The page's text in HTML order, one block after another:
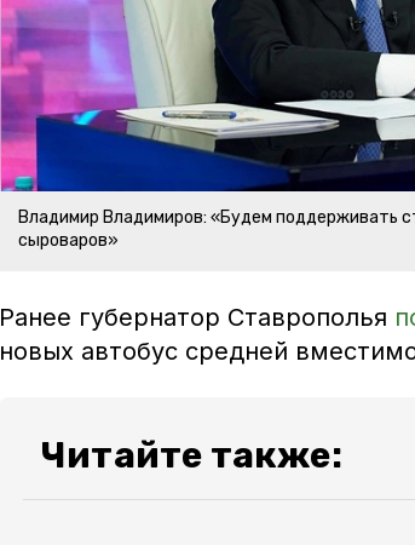
Владимир Владимиров: «Будем поддерживать
сыроваров»
Ранее губернатор Ставрополья
новых автобус средней
Читайте также: